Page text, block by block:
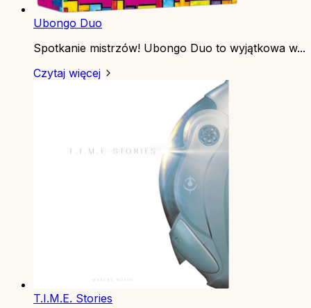
Ubongo Duo
Spotkanie mistrzów! Ubongo Duo to wyjątkowa w...
Czytaj więcej
T.I.M.E. Stories